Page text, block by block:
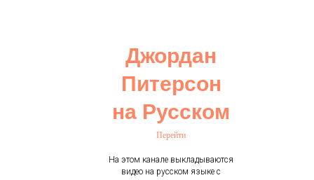
Джордан
Питерсон
на Русском
Перейти
На этом канале выкладываются
видео на русском языке с